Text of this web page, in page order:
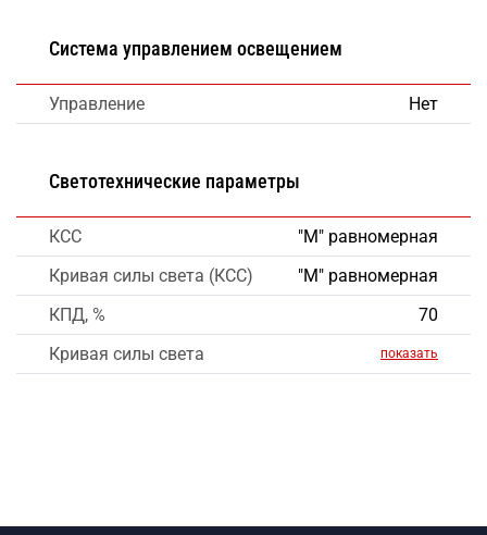
Система управлением освещением
Управление Нет
Светотехнические параметры
КСС
"М" равномерная
Кривая силы света (КСС)
"М" равномерная
КПД, %
70
Кривая силы света
показать